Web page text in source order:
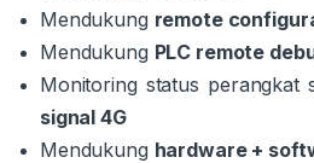
Mendukung remote
Mendukung PLC remote
Monitoring status perangkat
signal 4G
Mendukung hardware +